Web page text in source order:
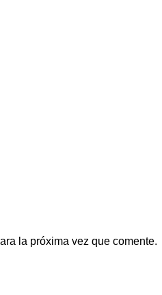
la próxima vez que comente.